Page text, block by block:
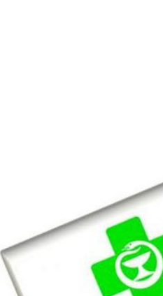
edellyttää voimassa olevaa
Tilausta varten sinun
tilauksesi, jonka jälkeen